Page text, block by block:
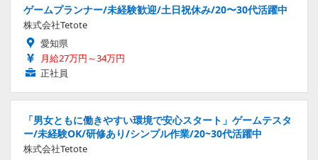
ゲームプランナー/未経験歓迎/土日祝休み/20〜30代活躍中
株式会社Tetote
愛知県
月給27万円～34万円
正社員
「男女ともに働きやすい環境で安心スタート」ゲームテスタ
ー/未経験OK/研修あり/シンプル作業/20~30代活躍中
株式会社Tetote